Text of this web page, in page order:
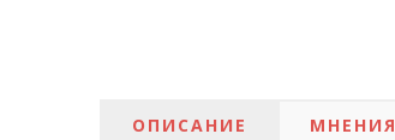
ОПИСАНИЕ МНЕНИЯ